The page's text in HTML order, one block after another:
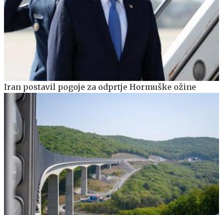
Iran postavil pogoje za odprtje Hormuške ožine